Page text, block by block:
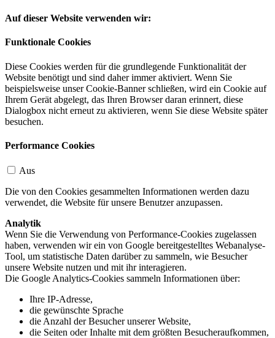
Auf dieser Website verwenden wir:
Funktionale Cookies
Diese Cookies werden für die grundlegende Funktionalität der
Website benötigt und sind daher immer aktiviert. Wenn Sie
beispielsweise unser Cookie-Banner schließen, wird ein Cookie auf
Ihrem Gerät abgelegt, das Ihren Browser daran erinnert, diese
Dialogbox nicht erneut zu aktivieren, wenn Sie diese Website später
besuchen.
Performance Cookies
Aus
Die von den Cookies gesammelten Informationen werden dazu
verwendet, die Website für unsere Benutzer anzupassen.
Analytik
Wenn Sie die Verwendung von Performance-Cookies zugelassen
haben, verwenden wir ein von Google bereitgestelltes Webanalyse-
Tool, um statistische Daten darüber zu sammeln, wie Besucher
unsere Website nutzen und mit ihr interagieren.
Die Google Analytics-Cookies sammeln Informationen über:
Ihre IP-Adresse,
die gewünschte Sprache
die Anzahl der Besucher unserer Website,
die Seiten oder Inhalte mit dem größten Besucheraufkommen,